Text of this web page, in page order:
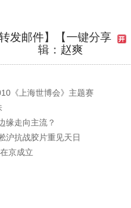
发邮件】
【一键分享
辑：赵爽
《上海世博会》主题赛
缘走向主流？
沪抗战胶片重见天日
京成立